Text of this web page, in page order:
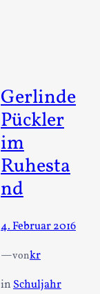
Gerlinde
Pückler
im
Ruhesta
nd
4. Februar 2016
—vonkr
inSchuljahr